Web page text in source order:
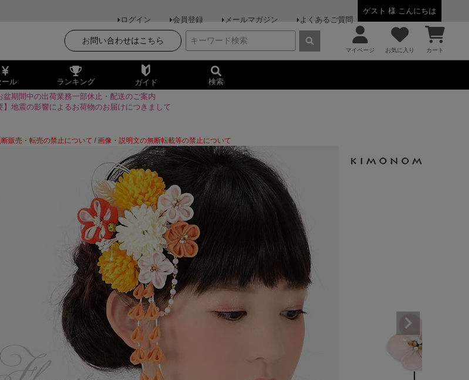
ゲスト 様 こんにちは
ログイン
会員登録 メールマガジン よくあるご質問
お問い合わせはこちら
マイページ お気に入り カート
ール ランキング ガイド 検索
盆期間中の出荷業務一部休止・配送のご案内
】地震の影響によるお荷物のお届けにつきまして
販売・転売の禁止について / 画像・説明文の無断転載等の禁止について